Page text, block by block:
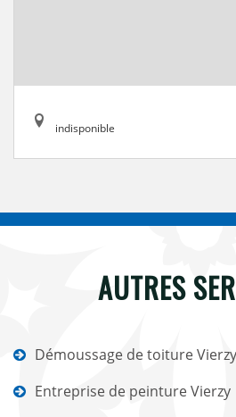
indisponible
AUTRES
Démoussage de toiture Vierzy
Entreprise de peinture Vierzy